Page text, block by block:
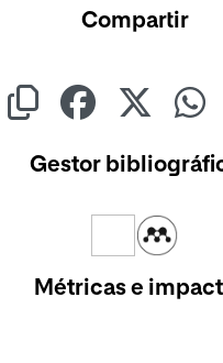
Compartir
Gestor
Métricas e